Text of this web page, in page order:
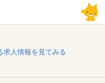
求人情報を見てみる